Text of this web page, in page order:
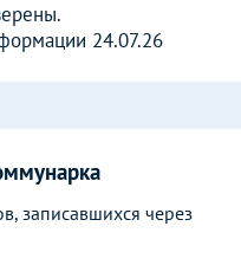
24.07.26
записавшихся через